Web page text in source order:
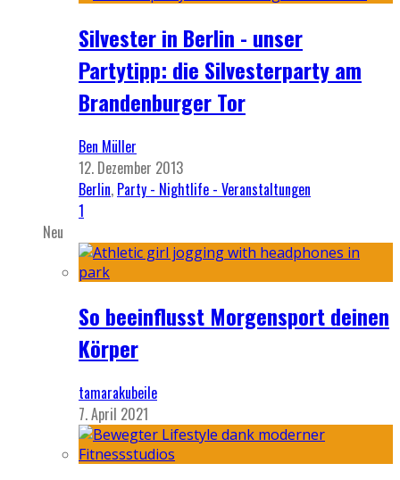
Silvester in Berlin - unser
Partytipp: die Silvesterparty am
Brandenburger Tor
Ben Müller
12. Dezember 2013
Berlin, Party - Nightlife - Veranstaltungen
1
Neu
So beeinflusst Morgensport deinen
Körper
tamarakubeile
7. April 2021